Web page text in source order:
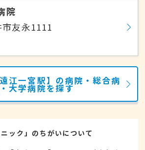
院
友永1111
江一宮駅】の病院・総合病
大学病院を探す
ニック」のちがいについて